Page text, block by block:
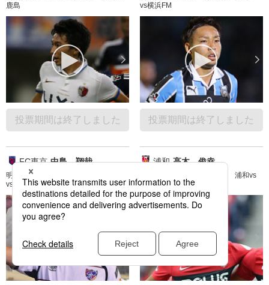
鹿島
投票期間は終了しました
vs横浜FM
投票期間は終了しました
FC東京 中島 翔哉
明治安田Ｊ１ 2nd 第14節 広島
vsFC東京
浦和 高木 俊幸
明治安田Ｊ１ 2nd 第14節 浦和vs
Ｇ大阪